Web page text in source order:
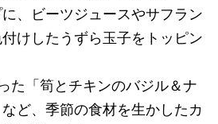
、ビーツジュースやサフラン
けしたうずら玉子をトッピン
た「筍とチキンのバジル＆ナ
ど、季節の食材を生かしたカ